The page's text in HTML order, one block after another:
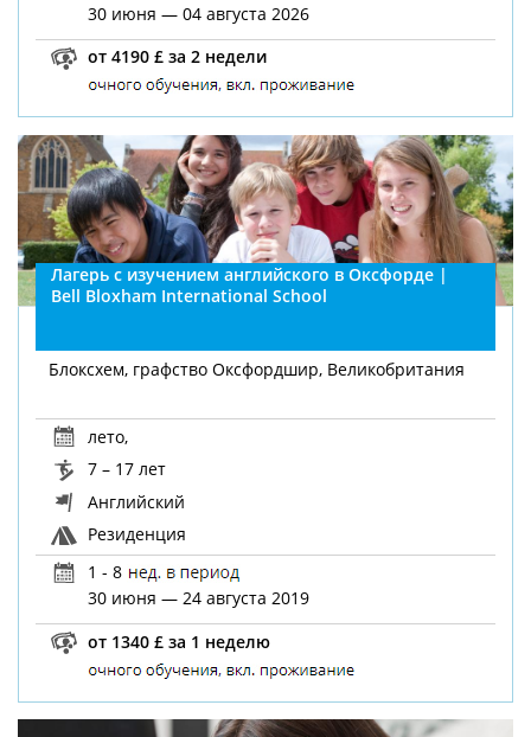
30 июня — 04 августа 2026
от 4190 £ за 2 недели
Лагерь с изучением английского в Оксфорде |
Bell Bloxham International School
Блоксхем, графство Оксфордшир, Великобритания
лето,
7 – 17 лет
Английский
Резиденция
1 - 8
30 июня — 24 августа 2019
от 1340 £ за 1 неделю